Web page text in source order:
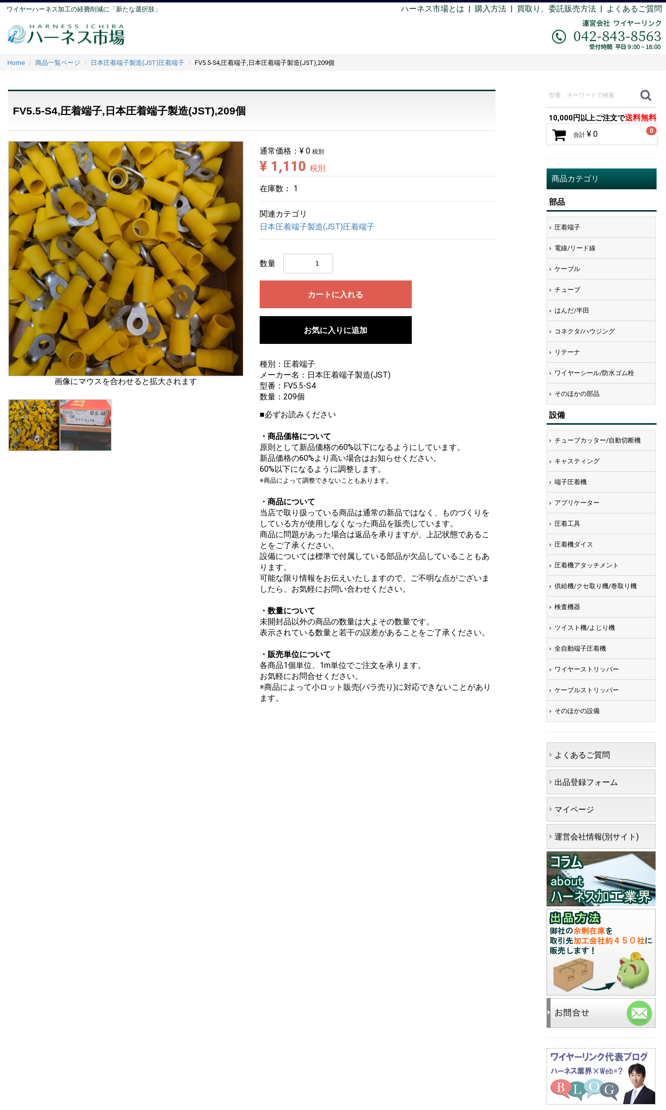
ワイヤーハーネス加工の経費削減に「新たな選択肢」 ハーネス市場とは | 購入方法 | 買取り、委託販売方法 | よくあるご質問
Home 商品一覧ページ 日本圧着端子製造(JST)圧着端子 FV5.5-S4,圧着端子,日本圧着端子製造(JST),209個
FV5.5-S4,圧着端子,日本圧着端子製造(JST),209個
画像にマウスを合わせると拡大されます 画像にマウスを合わせると拡大されます 画像にマウスを合わせると拡大されま
通常価格： ¥ 0 税別
¥ 1,110 税別
在庫数： 1
関連カテゴリ
日本圧着端子製造(JST)圧着端子
数量
カートに入れる
お気に入りに追加
種別：圧着端子
メーカー名：日本圧着端子製造(JST)
型番：FV5.5-S4
数量：209個
■必ずお読みください
・商品価格について
原則として新品価格の60%以下になるようにしています。
新品価格の60%より高い場合はお知らせください。
60%以下になるように調整します。
※商品によって調整できないこともあります。
・商品について
当店で取り扱っている商品は通常の新品ではなく、ものづくりを
している方が使用しなくなった商品を販売しています。
商品に問題があった場合は返品を承りますが、上記状態であるこ
とをご了承ください。
設備については標準で付属している部品が欠品していることもあ
ります。
可能な限り情報をお伝えいたしますので、ご不明な点がございま
したら、お気軽にお問い合わせください。
・数量について
未開封品以外の商品の数量は大よその数量です。
表示されている数量と若干の誤差があることをご了承ください。
・販売単位について
各商品1個単位、1m単位でご注文を承ります。
お気軽にお問合せください。
※商品によって小ロット販売(バラ売り)に対応できないことがあり
ます。
10,000円以上ご注文で送料無料
0
合計 ¥ 0
商品カテゴリ
部品
圧着端子
電線/リード線
ケーブル
チューブ
はんだ/半田
コネクタ/ハウジング
リテーナ
ワイヤーシール/防水ゴム栓
そのほかの部品
設備
チューブカッター/自動切断機
キャスティング
端子圧着機
アプリケーター
圧着工具
圧着機ダイス
圧着機アタッチメント
供給機/クセ取り機/巻取り機
検査機器
ツイスト機/よじり機
全自動端子圧着機
ワイヤーストリッパー
ケーブルストリッパー
そのほかの設備
よくあるご質問
出品登録フォーム
マイページ
運営会社情報(別サイト)